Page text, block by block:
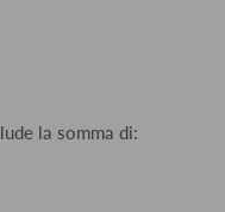
la somma di: